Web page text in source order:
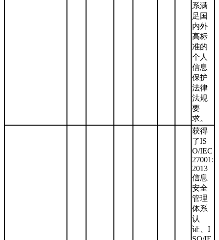
系满
足国
内外
高标
准的
个人
信息
保护
法律
法规
要
求。
获得
了IS
O/IEC
27001:
2013
信息
安全
管理
体系
认
证、I